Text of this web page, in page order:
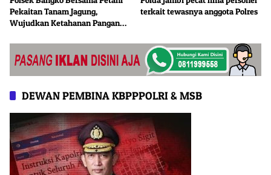
Pekaitan Tanam Jagung,
Wujudkan Ketahanan Pangan
terkait tewasnya anggota Polres
DEWAN PEMBINA KBPPPOLRI & MSB